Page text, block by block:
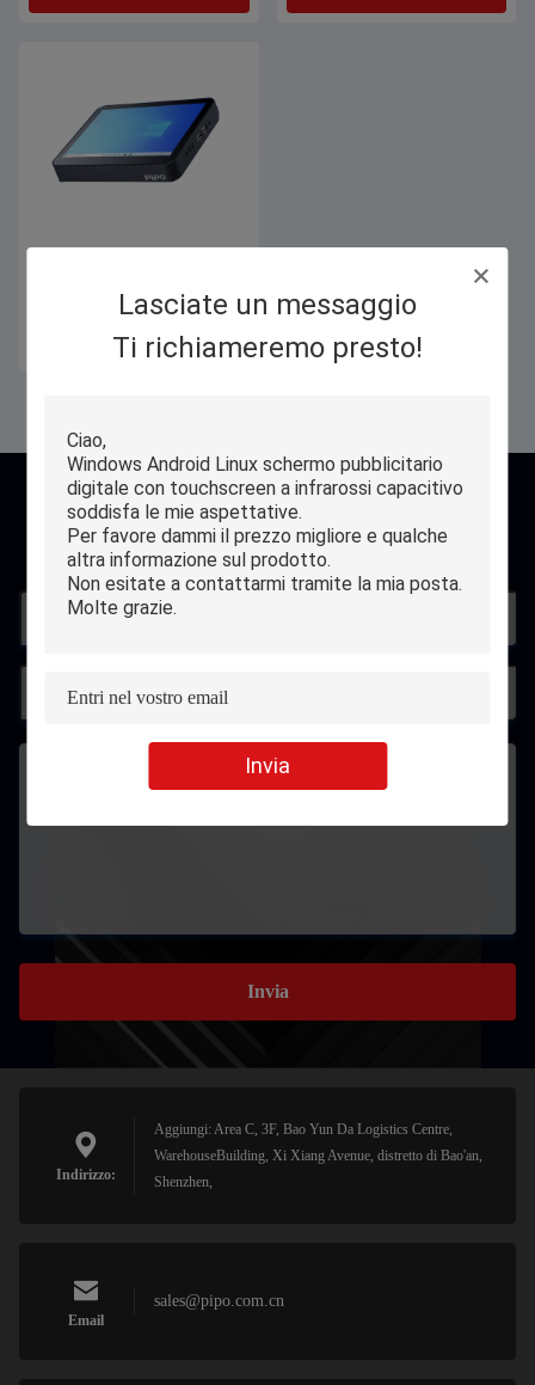
Lasciate un messaggio
Ti richiameremo presto!
Invia
con il tocco capacitivo 5
Ottenga il migliore prezzo
contatto
Invia
Indirizzo:
Aggiungi: Area C, 3F, Bao Yun Da Logistics Centre,
WarehouseBuilding, Xi Xiang Avenue, distretto di Bao'an,
Shenzhen,
Email
sales@pipo.com.cn